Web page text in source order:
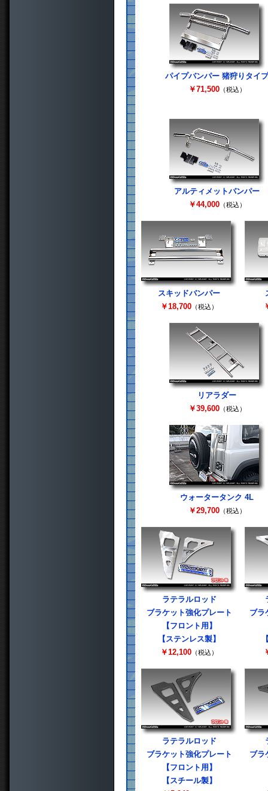
パイプバンパー 猪狩りタイプ
￥71,500（税込）
アルティメットバンパー
￥44,000（税込）
スキッドバンパー
￥18,700 （税込）
リアラダー
￥39,600（税込）
ウォータータンク 4L
￥29,700（税込）
ラテラルロッド
ブラケット強化プレート
【フロント用】
【ステンレス製】
￥12,100 （税込）
ブラ
ラテラルロッド
ブラケット強化プレート
【フロント用】
【スチール製】
ブラ